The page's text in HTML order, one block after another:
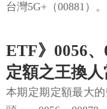
台灣5G+（00881）。
ETF》0056
定額之王換人
本期定期定額最大